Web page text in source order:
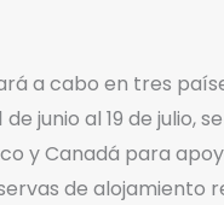
a cabo en tres
junio al 19 de julio,
y Canadá para
de alojamiento